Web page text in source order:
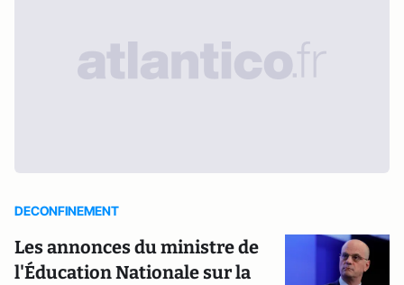
DECONFINEMENT
Les annonces du ministre de
l'Éducation Nationale sur la